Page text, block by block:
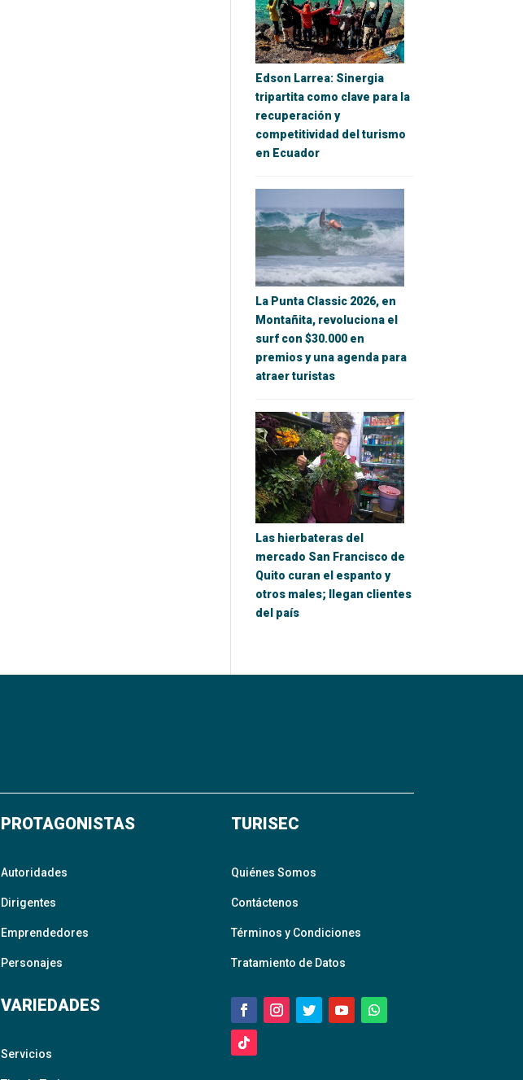
Edson Larrea: Sinergia
tripartita como clave para la
recuperación y
competitividad del turismo
en Ecuador
La Punta Classic 2026, en
Montañita, revoluciona el
surf con $30.000 en
premios y una agenda para
atraer turistas
Las hierbateras del
mercado San Francisco de
Quito curan el espanto y
otros males; llegan clientes
del país
PROTAGONISTAS
Autoridades
Dirigentes
Emprendedores
Personajes
VARIEDADES
Servicios
TURISEC
Quiénes Somos
Contáctenos
Términos y Condiciones
Tratamiento de Datos